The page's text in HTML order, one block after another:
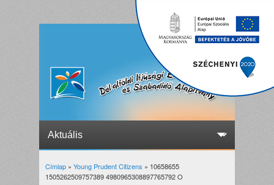
Jelenlegi hely
Címlap» Young Prudent Citizens » 10658655
1505262509757389 4980965308897765792 O